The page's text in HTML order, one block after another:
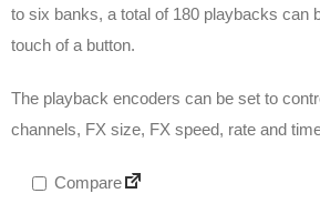
to six banks, a total of 180 playbacks can
touch of a button.
The playback encoders can be set to
channels, FX size, FX speed, rate and
Compare